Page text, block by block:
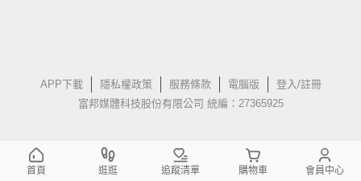
APP下載 隱私權政策 服務條款 電腦版
登入/註冊
富邦媒體科技股份有限公司 統編：27365925
首頁 逛逛 追蹤清單 購物車 會員中心